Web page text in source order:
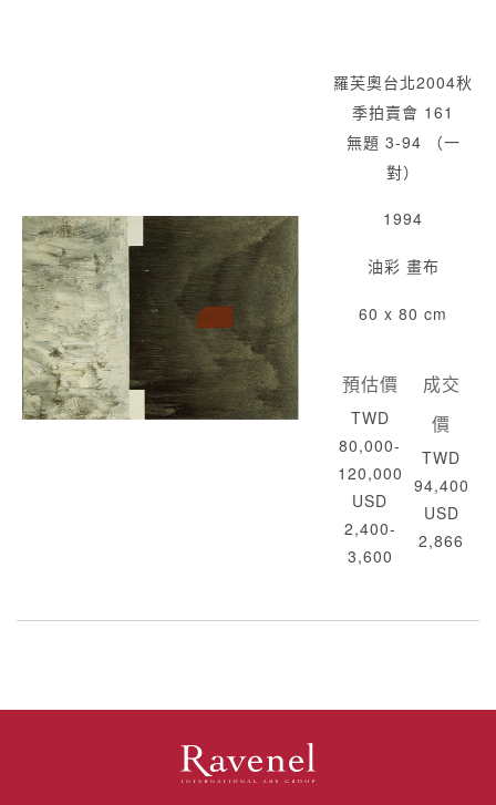
羅芙奧台北2004秋
季拍賣會 161
無題 3-94 （一
對）
1994
油彩 畫布
60 x 80 cm
預估價
TWD
80,000-
120,000
USD
2,400-
3,600
成交
價
TWD
94,400
USD
2,866